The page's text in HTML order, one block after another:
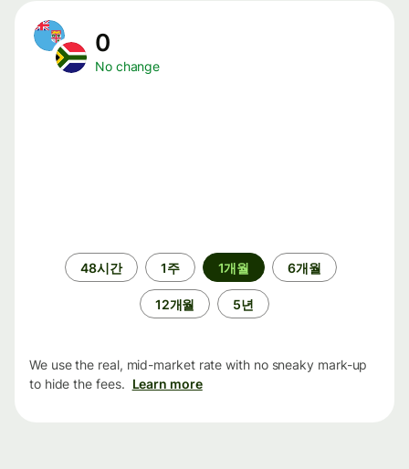
0
No change
48시간 1주 1개월 6개월
12개월 5년
We use the real, mid-market rate with no sneaky mark-up
to hide the fees. Learn more